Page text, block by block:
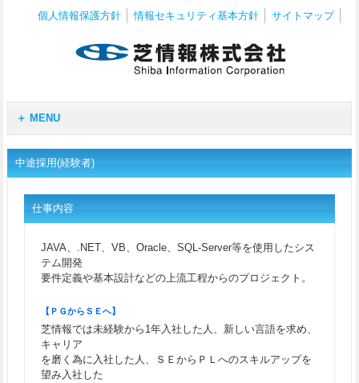
個人情報保護方針 情報セキュリティ基本方針 サイトマップ
MENU
中途採用(経験者)
仕事内容
JAVA、.NET、VB、Oracle、SQL-Server等を使用したシス
テム開発
要件定義や基本設計などの上流工程からのプロジェクト。
【ＰＧからＳＥへ】
芝情報では未経験から1年入社した人、新しい言語を求め、
キャリア
を磨く為に入社した人、ＳＥからＰＬへのスキルアップを
望み入社した